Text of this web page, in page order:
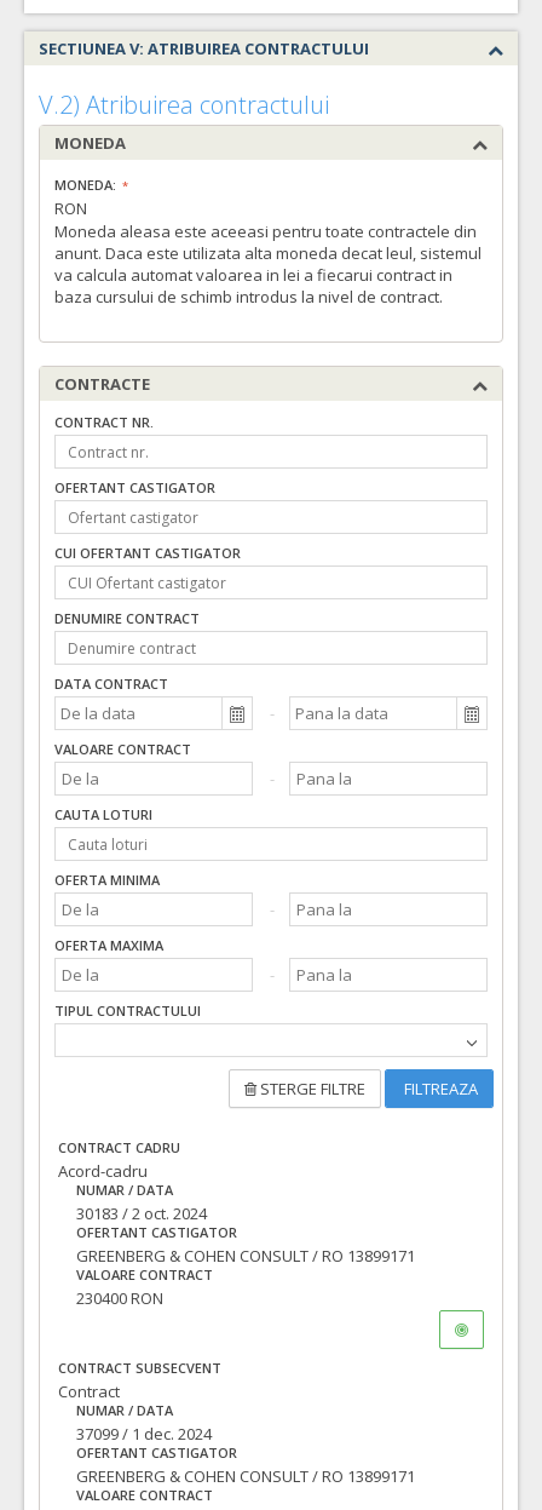
SECTIUNEA V: ATRIBUIREA CONTRACTULUI
V.2) Atribuirea contractului
MONEDA
MONEDA:
RON
Moneda aleasa este aceeasi pentru toate contractele din
anunt. Daca este utilizata alta moneda decat leul, sistemul
va calcula automat valoarea in lei a fiecarui contract in
baza cursului de schimb introdus la nivel de contract.
CONTRACTE
CONTRACT NR.
OFERTANT CASTIGATOR
CUI OFERTANT CASTIGATOR
DENUMIRE CONTRACT
DATA CONTRACT
VALOARE CONTRACT
CAUTA LOTURI
OFERTA MINIMA
OFERTA MAXIMA
TIPUL CONTRACTULUI
STERGE FILTRE FILTREAZA
CONTRACT CADRU
Acord-cadru
NUMAR / DATA
30183 / 2 oct. 2024
OFERTANT CASTIGATOR
GREENBERG & COHEN CONSULT / RO 13899171
VALOARE CONTRACT
230400 RON
CONTRACT SUBSECVENT
Contract
NUMAR / DATA
37099 / 1 dec. 2024
OFERTANT CASTIGATOR
GREENBERG & COHEN CONSULT / RO 13899171
VALOARE CONTRACT